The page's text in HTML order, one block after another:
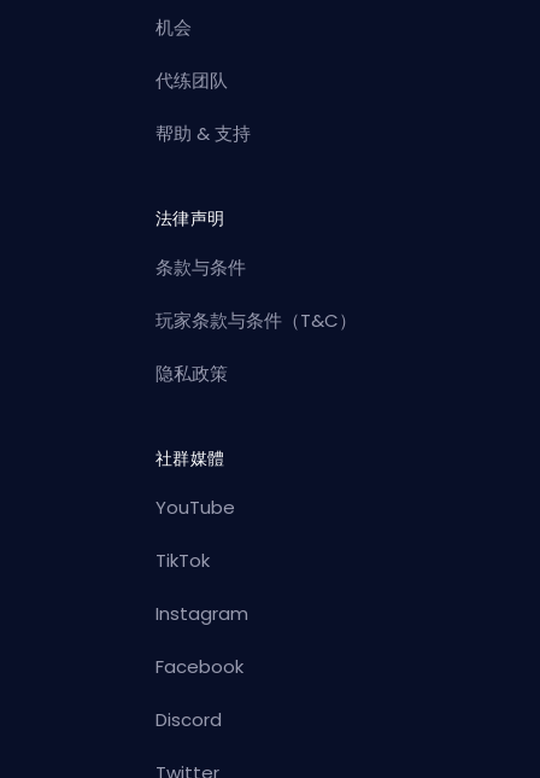
机会
代练团队
帮助 & 支持
法律声明
条款与条件
玩家条款与条件（T&C）
隐私政策
社群媒體
YouTube
TikTok
Instagram
Facebook
Discord
Twitter